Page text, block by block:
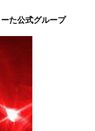
た公式グループ